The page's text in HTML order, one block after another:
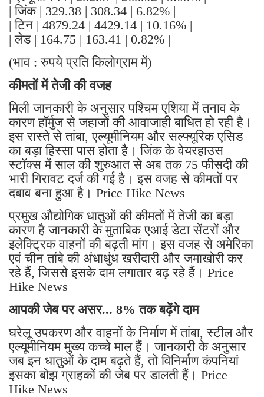
| जिंक | 329.38 | 308.34 | 6.82% |
| टिन | 4879.24 | 4429.14 | 10.16% |
| लेड | 164.75 | 163.41 | 0.82% |
(भाव : रुपये प्रति किलोग्राम में)
कीमतों में तेजी की वजह
मिली जानकारी के अनुसार पश्चिम एशिया में तनाव के
कारण हॉर्मुज से जहाजों की आवाजाही बाधित हो रही है।
इस रास्ते से तांबा, एल्यूमीनियम और सल्फ्यूरिक एसिड
का बड़ा हिस्सा पास होता है। जिंक के वेयरहाउस
स्टॉक्स में साल की शुरुआत से अब तक 75 फीसदी की
भारी गिरावट दर्ज की गई है। इस वजह से कीमतों पर
दबाव बना हुआ है। Price Hike News
प्रमुख औद्योगिक धातुओं की कीमतों में तेजी का बड़ा
कारण है जानकारी के मुताबिक एआई डेटा सेंटरों और
इलेक्ट्रिक वाहनों की बढ़ती मांग। इस वजह से अमेरिका
एवं चीन तांबे की अंधाधुंध खरीदारी और जमाखोरी कर
रहे हैं, जिससे इसके दाम लगातार बढ़ रहे हैं। Price
Hike News
आपकी जेब पर असर... 8% तक बढ़ेंगे दाम
घरेलू उपकरण और वाहनों के निर्माण में तांबा, स्टील और
एल्यूमीनियम मुख्य कच्चे माल हैं। जानकारी के अनुसार
जब इन धातुओं के दाम बढ़ते हैं, तो विनिर्माण कंपनियां
इसका बोझ ग्राहकों की जेब पर डालती हैं। Price
Hike News